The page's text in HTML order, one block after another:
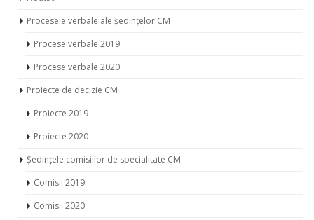
Procesele verbale ale ședințelor CM
Procese verbale 2019
Procese verbale 2020
Proiecte de decizie CM
Proiecte 2019
Proiecte 2020
Ședințele comisiilor de specialitate CM
Comisii 2019
Comisii 2020